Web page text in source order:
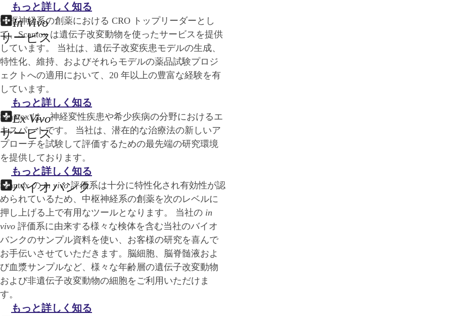
もっと詳しく知る
In Vivo
サービス
中枢神経系の創薬における CRO トップリーダーとし
て、Scantox は遺伝子改変動物を使ったサービスを提供
しています。 当社は、遺伝子改変疾患モデルの生成、
特性化、維持、およびそれらモデルの薬品試験プロジ
ェクトへの適用において、20 年以上の豊富な経験を有
しています。
もっと詳しく知る
Ex Vivo
サービス
Scantox は、神経変性疾患や希少疾病の分野におけるエ
キスパートです。 当社は、潜在的な治療法の新しいア
プローチを試験して評価するための最先端の研究環境
を提供しております。
もっと詳しく知る
バイオバンク
Scantox のin vivo評価系は十分に特性化され有効性が認
められているため、中枢神経系の創薬を次のレベルに
押し上げる上で有用なツールとなります。 当社の in
vivo 評価系に由来する様々な検体を含む当社のバイオ
バンクのサンプル資料を使い、お客様の研究を喜んで
お手伝いさせていただきます。脳細胞、脳脊髄液およ
び血漿サンプルなど、様々な年齢層の遺伝子改変動物
および非遺伝子改変動物の細胞をご利用いただけま
す。
もっと詳しく知る